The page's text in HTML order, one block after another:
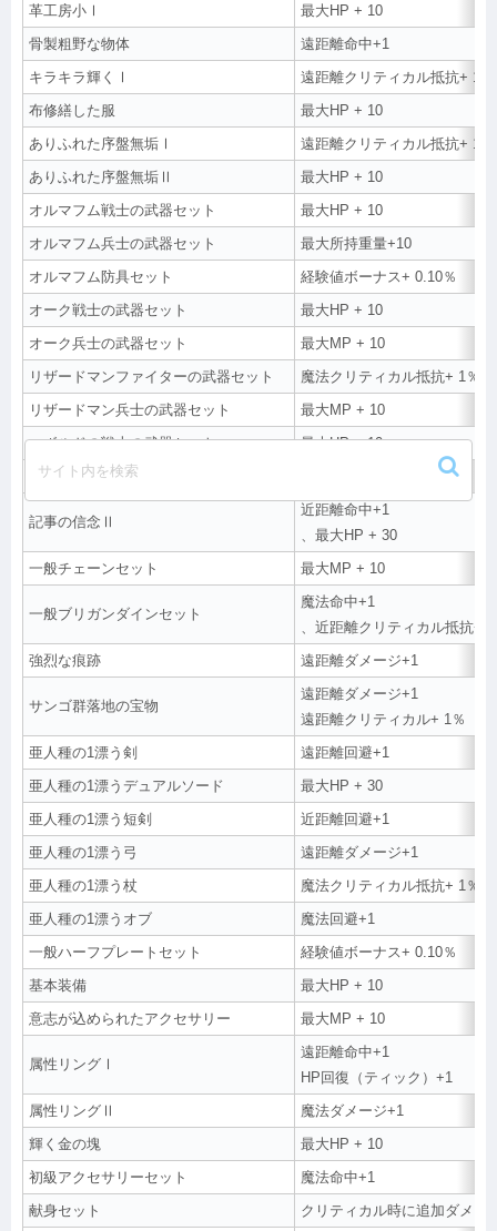
革工房小Ⅰ
最大HP + 10
骨製粗野な物体
遠距離命中+1
キラキラ輝くⅠ
遠距離クリティカル抵抗+ 1％
布修繕した服
最大HP + 10
ありふれた序盤無垢Ⅰ
遠距離クリティカル抵抗+ 1％
ありふれた序盤無垢Ⅱ
最大HP + 10
オルマフム戦士の武器セット
最大HP + 10
オルマフム兵士の武器セット
最大所持重量+10
オルマフム防具セット
経験値ボーナス+ 0.10％
オーク戦士の武器セット
最大HP + 10
オーク兵士の武器セット
最大MP + 10
リザードマンファイターの武器セット
魔法クリティカル抵抗+ 1％
リザードマン兵士の武器セット
最大MP + 10
コボルドの戦士の武器セット
最大HP + 10
コボルド兵士の武器セット
記事の信念Ⅱ
近距離命中+1
、最大HP + 30
一般チェーンセット
最大MP + 10
一般ブリガンダインセット
魔法命中+1
、近距離クリティカル抵抗+
強烈な痕跡
遠距離ダメージ+1
サンゴ群落地の宝物
遠距離ダメージ+1
遠距離クリティカル+ 1％
亜人種の1漂う剣
遠距離回避+1
亜人種の1漂うデュアルソード
最大HP + 30
亜人種の1漂う短剣
近距離回避+1
亜人種の1漂う弓
遠距離ダメージ+1
亜人種の1漂う杖
魔法クリティカル抵抗+ 1％
亜人種の1漂うオブ
魔法回避+1
一般ハーフプレートセット
経験値ボーナス+ 0.10％
基本装備
最大HP + 10
意志が込められたアクセサリー
最大MP + 10
属性リングⅠ
遠距離命中+1
HP回復（ティック）+1
属性リングⅡ
魔法ダメージ+1
輝く金の塊
最大HP + 10
初級アクセサリーセット
魔法命中+1
献身セット
クリティカル時に追加ダメー